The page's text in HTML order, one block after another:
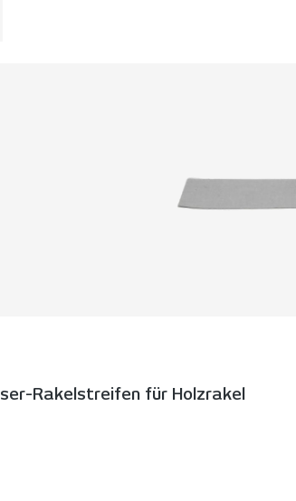
Rakelstreifen für Holzrakel